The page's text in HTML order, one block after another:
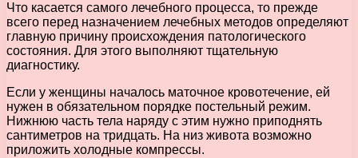
Что касается самого лечебного процесса, то прежде
всего перед назначением лечебных методов определяют
главную причину происхождения патологического
состояния. Для этого выполняют тщательную
диагностику.
Если у женщины началось маточное кровотечение, ей
нужен в обязательном порядке постельный режим.
Нижнюю часть тела наряду с этим нужно приподнять
сантиметров на тридцать. На низ живота возможно
приложить холодные компрессы.